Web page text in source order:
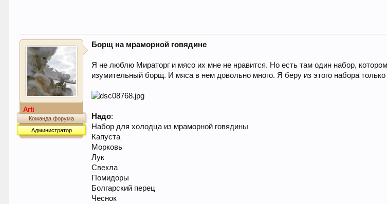
Arti
Команда форума
Администратор
Борщ на мраморной говядине
Я не люблю Мираторг и мясо их мне не нравится. Но есть там один набор,
изумительный борщ. И мяса в нем довольно много. Я беру из этого набора
Надо:
Набор для холодца из мраморной говядины
Капуста
Морковь
Лук
Свекла
Помидоры
Болгарский перец
Чеснок